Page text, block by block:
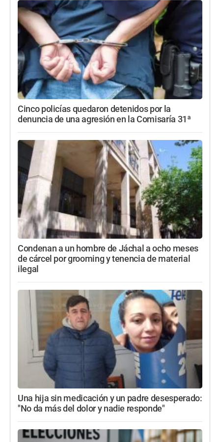
Cinco policías quedaron detenidos por la
denuncia de una agresión en la Comisaría 31ª
Condenan a un hombre de Jáchal a ocho meses
de cárcel por grooming y tenencia de material
ilegal
Una hija sin medicación y un padre desesperado:
"No da más del dolor y nadie responde"